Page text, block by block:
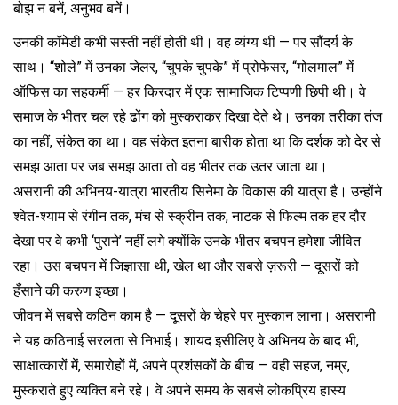
बोझ न बनें, अनुभव बनें।
उनकी कॉमेडी कभी सस्ती नहीं होती थी। वह व्यंग्य थी — पर सौंदर्य के
साथ। “शोले” में उनका जेलर, “चुपके चुपके” में प्रोफेसर, “गोलमाल” में
ऑफिस का सहकर्मी — हर किरदार में एक सामाजिक टिप्पणी छिपी थी। वे
समाज के भीतर चल रहे ढोंग को मुस्कराकर दिखा देते थे। उनका तरीका तंज
का नहीं, संकेत का था। वह संकेत इतना बारीक होता था कि दर्शक को देर से
समझ आता पर जब समझ आता तो वह भीतर तक उतर जाता था।
असरानी की अभिनय-यात्रा भारतीय सिनेमा के विकास की यात्रा है। उन्होंने
श्वेत-श्याम से रंगीन तक, मंच से स्क्रीन तक, नाटक से फिल्म तक हर दौर
देखा पर वे कभी ‘पुराने’ नहीं लगे क्योंकि उनके भीतर बचपन हमेशा जीवित
रहा। उस बचपन में जिज्ञासा थी, खेल था और सबसे ज़रूरी — दूसरों को
हँसाने की करुण इच्छा।
जीवन में सबसे कठिन काम है — दूसरों के चेहरे पर मुस्कान लाना। असरानी
ने यह कठिनाई सरलता से निभाई। शायद इसीलिए वे अभिनय के बाद भी,
साक्षात्कारों में, समारोहों में, अपने प्रशंसकों के बीच — वही सहज, नम्र,
मुस्कराते हुए व्यक्ति बने रहे। वे अपने समय के सबसे लोकप्रिय हास्य